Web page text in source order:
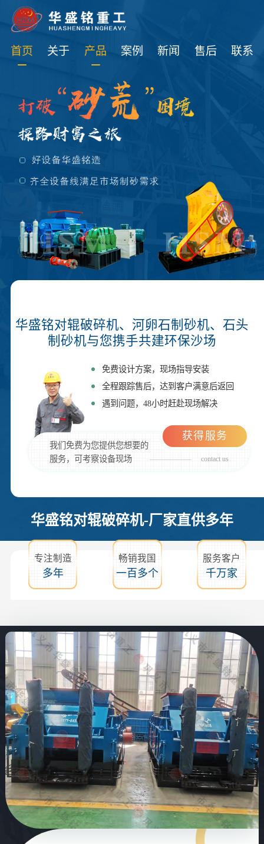
首页 关于 产品 案例 新闻 售后 联系
华盛铭对辊破碎机、河卵石制砂机、石头
制砂机与您携手共建环保沙场
免费设计方案，现场指导安装
全程跟踪售后，达到客户满意后返回
遇到问题，48小时赶赴现场解决
我们免费为您提供您想要的
服务，可考察设备现场
contact us
获得服务
华盛铭对辊破碎机-厂家直供多年
专注制造
多年
畅销我国
一百多个
服务客户
千万家